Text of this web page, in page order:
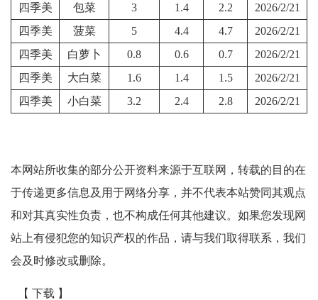
四季美
包菜 3 1.4 2.2
2026/2/21
四季美
菠菜 5 4.4 4.7
2026/2/21
四季美
白萝卜 0.8 0.6 0.7
2026/2/21
四季美
大白菜 1.6 1.4 1.5
2026/2/21
四季美
小白菜 3.2 2.4 2.8 2026/2/21
本网站所收集的部分公开资料来源于互联网，转载的目的在
于传递更多信息及用于网络分享，并不代表本站赞同其观点
和对其真实性负责，也不构成任何其他建议。如果您发现网
站上有侵犯您的知识产权的作品，请与我们取得联系，我们
会及时修改或删除。
【 下载 】